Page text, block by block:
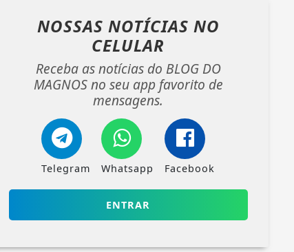
NOSSAS NOTÍCIAS NO
CELULAR
Receba as notícias do BLOG DO
MAGNOS no seu app favorito de
mensagens.
Telegram Whatsapp Facebook
ENTRAR